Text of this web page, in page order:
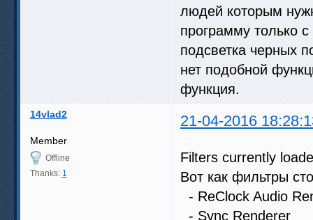
людей которым
программу только
подсветка черных
нет подобной
функция.
14vlad2 21-04-2016
Member
Offline
Thanks: 1
Filters currently
Вот как фильтры
- ReClock Audio
- Sync Renderer